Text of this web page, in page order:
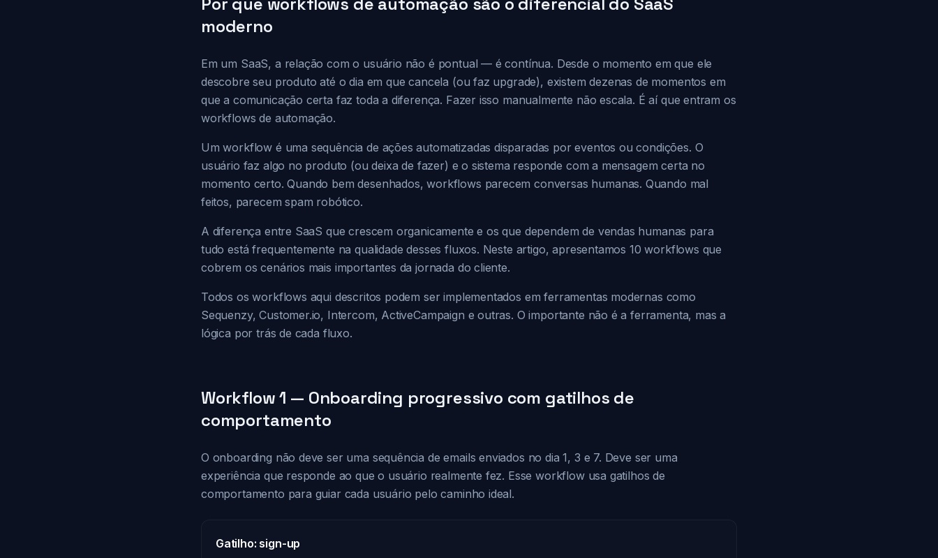
moderno
Em um SaaS, a relação com o usuário não é pontual — é contínua. Desde o momento em que ele
descobre seu produto até o dia em que cancela (ou faz upgrade), existem dezenas de momentos em
que a comunicação certa faz toda a diferença. Fazer isso manualmente não escala. É aí que entram os
workflows de automação.
Um workflow é uma sequência de ações automatizadas disparadas por eventos ou condições. O
usuário faz algo no produto (ou deixa de fazer) e o sistema responde com a mensagem certa no
momento certo. Quando bem desenhados, workflows parecem conversas humanas. Quando mal
feitos, parecem spam robótico.
A diferença entre SaaS que crescem organicamente e os que dependem de vendas humanas para
tudo está frequentemente na qualidade desses fluxos. Neste artigo, apresentamos 10 workflows que
cobrem os cenários mais importantes da jornada do cliente.
Todos os workflows aqui descritos podem ser implementados em ferramentas modernas como
Sequenzy, Customer.io, Intercom, ActiveCampaign e outras. O importante não é a ferramenta, mas a
lógica por trás de cada fluxo.
Workflow 1 — Onboarding progressivo com gatilhos de
comportamento
O onboarding não deve ser uma sequência de emails enviados no dia 1, 3 e 7. Deve ser uma
experiência que responde ao que o usuário realmente fez. Esse workflow usa gatilhos de
comportamento para guiar cada usuário pelo caminho ideal.
Gatilho: sign-up